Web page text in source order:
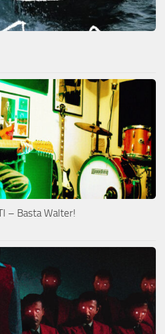
– Basta Walter!